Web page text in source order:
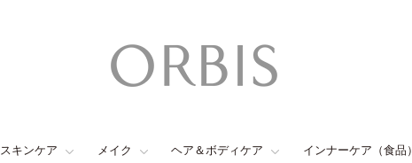
スキンケア メイク ヘア＆ボディケア インナーケア（食品）